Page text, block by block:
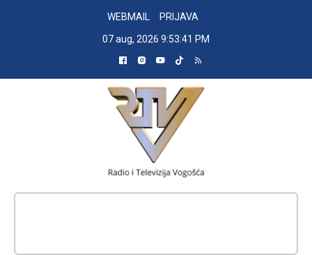
WEBMAIL
PRIJAVA
07 aug, 2026 9:53:42 PM